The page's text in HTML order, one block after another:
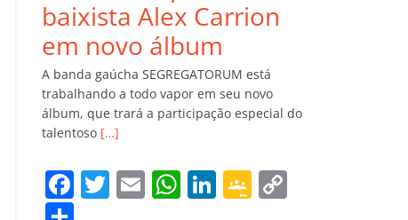
baixista Alex Carrion
em novo álbum
A banda gaúcha SEGREGATORUM está
trabalhando a todo vapor em seu novo
álbum, que trará a participação especial do
talentoso […]
F T E W Li G